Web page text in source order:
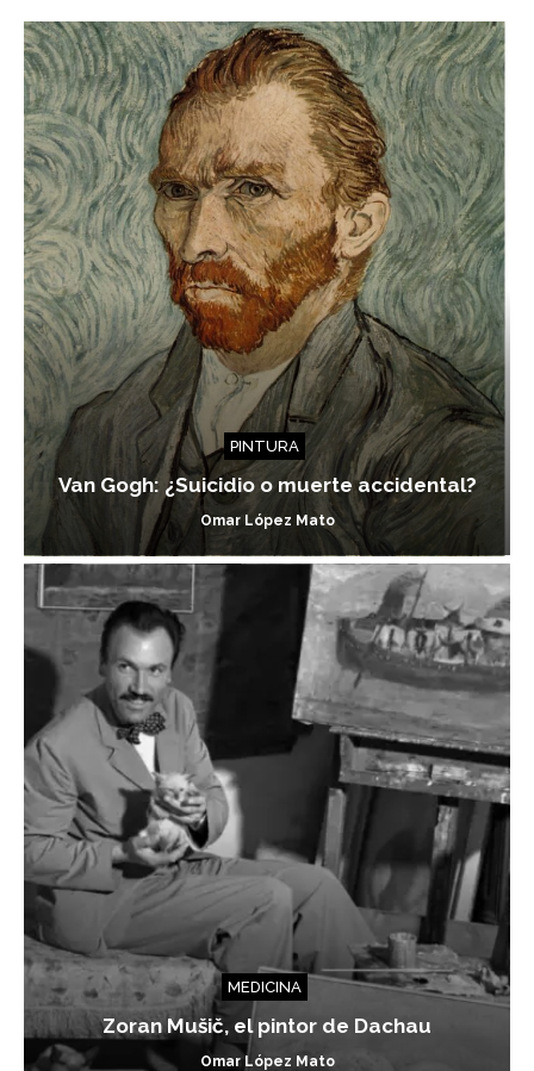
PINTURA
Van Gogh: ¿Suicidio o muerte accidental?
Omar López Mato
MEDICINA
Zoran Mušič, el pintor de Dachau
Omar López Mato